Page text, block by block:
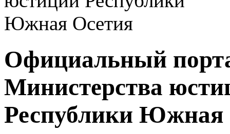
Официальный
Министерства
Республики Южная